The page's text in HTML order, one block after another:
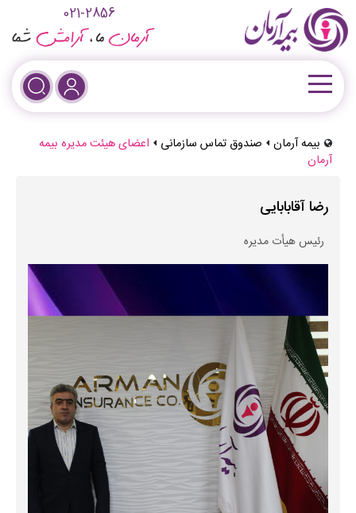
021-2856
بیمه آرمان صندوق تماس سازمانی
اعضای هیئت مدیره بیمه
آرمان
رضا آقابابایی
رئیس هیأت مدیره